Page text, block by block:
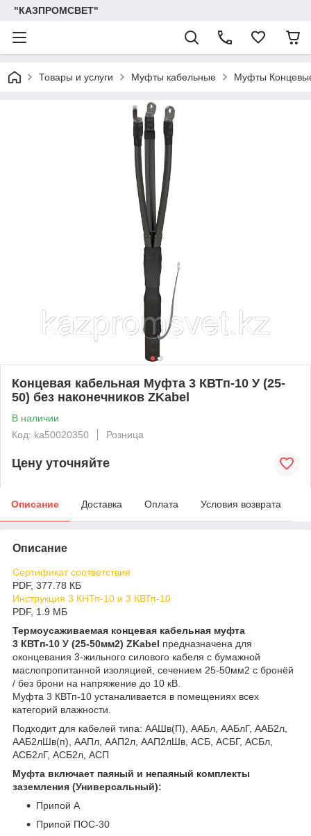
"КАЗПРОМСВЕТ"
Товары и услуги Муфты кабельные Муфты
Концевая кабельная Муфта 3 КВТп-10 У (25-
50) без наконечников ZKabel
В наличии
Код: ka50020350
Розница
Цену уточняйте
Описание Доставка Оплата Условия возврата
Описание
Сертификат соответствия
PDF, 377.78 КБ
Инструкция 3 КНТп-10 и 3 КВТп-10
PDF, 1.9 МБ
Термоусаживаемая концевая кабельная муфта
3 КВТп-10 У (25-50мм2) ZKabel предназначена для
оконцевания 3-жильного силового кабеля с бумажной
маслопропитанной изоляцией, сечением 25-50мм2 с бронёй
/ без брони на напряжение до 10 кВ.
Муфта 3 КВТп-10 устаналивается в помещениях всех
категорий влажности.
Подходит для кабелей типа: ААШв(П), ААБл, ААБлГ, ААБ2л,
ААБ2лШв(п), ААПл, ААП2л, ААП2лШв, АСБ, АСБГ, АСБл,
АСБ2лГ, АСБ2л, АСП
Муфта включает паяный и непаяный комплекты
заземления (Универсальный):
Припой А
Припой ПОС-30